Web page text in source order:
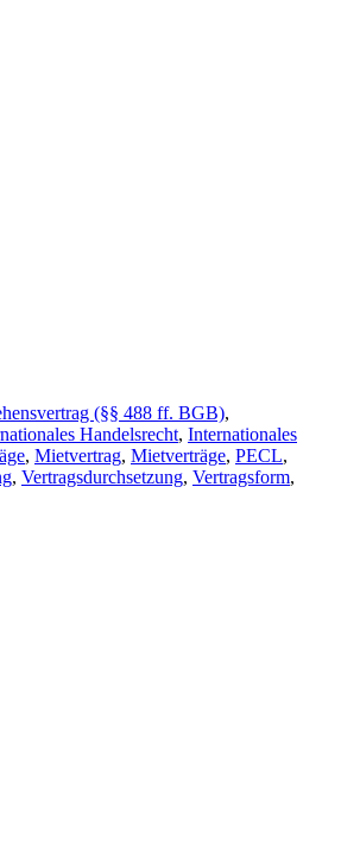
(§§ 488 ff. BGB),
Handelsrecht, Internationales
, Mietvertrag, Mietverträge, PECL,
, Vertragsdurchsetzung, Vertragsform,